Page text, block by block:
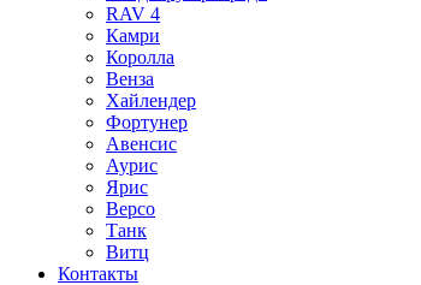
RAV 4
Камри
Королла
Венза
Хайлендер
Фортунер
Авенсис
Аурис
Ярис
Версо
Танк
Витц
Контакты